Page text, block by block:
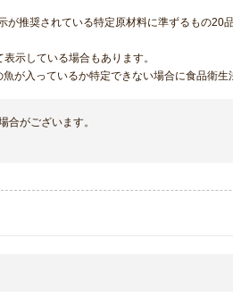
推奨されている特定原材料に準ずるもの20
示している場合もあります。
が入っているか特定できない場合に食品衛生
合がございます。